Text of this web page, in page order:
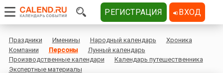
Праздники Именины Народный календарь
Хроника
Компании
Персоны
Лунный календарь
Производственные календари
Календарь путешественника
Экспертные материалы
РЕГИСТРАЦИЯ ВХОД